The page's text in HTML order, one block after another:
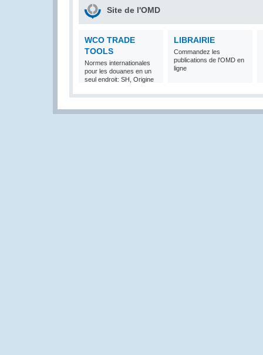
Site de l'OMD
WCO TRADE
TOOLS
Normes internationales
pour les douanes en un
seul endroit: SH, Origine
LIBRAIRIE
Commandez les
publications de l'OMD en
ligne